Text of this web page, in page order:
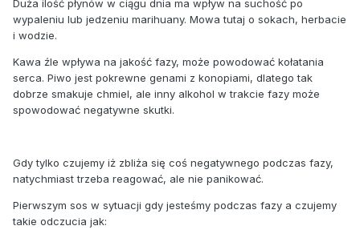
Duża ilość płynów w ciągu dnia ma wpływ na suchość po
wypaleniu lub jedzeniu marihuany. Mowa tutaj o sokach, herbacie
i wodzie.
Kawa źle wpływa na jakość fazy, może powodować kołatania
serca. Piwo jest pokrewne genami z konopiami, dlatego tak
dobrze smakuje chmiel, ale inny alkohol w trakcie fazy może
spowodować negatywne skutki.
Gdy tylko czujemy iż zbliża się coś negatywnego podczas fazy,
natychmiast trzeba reagować, ale nie panikować.
Pierwszym sos w sytuacji gdy jesteśmy podczas fazy a czujemy
takie odczucia jak: